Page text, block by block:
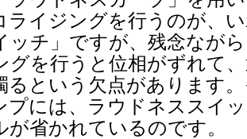
ライジングを行うのが、
ッチ」ですが、残念なが
グを行うと位相がずれて
るという欠点があります
プには、ラウドネススイ
が省かれているのです。